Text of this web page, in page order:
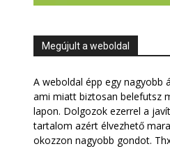
Megújult a weboldal
A weboldal épp egy nagyobb
ami miatt biztosan belefutsz
lapon. Dolgozok ezerrel a
tartalom azért élvezhető
okozzon nagyobb gondot.